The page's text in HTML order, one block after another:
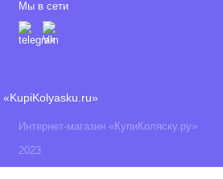
Мы в сети
«KupiKolyasku.ru»
Интернет-магазин «КупиКоляску.ру»
2023